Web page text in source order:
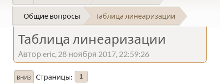
Общие вопросы Таблица линеаризации
Таблица линеаризации
Автор eric, 28 ноября 2017, 22:59:26
ВНИЗ Страницы 1